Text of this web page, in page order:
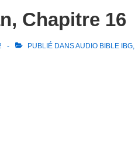
Chapitre 16
PUBLIÉ DANSAUDIO BIBLE IBG,